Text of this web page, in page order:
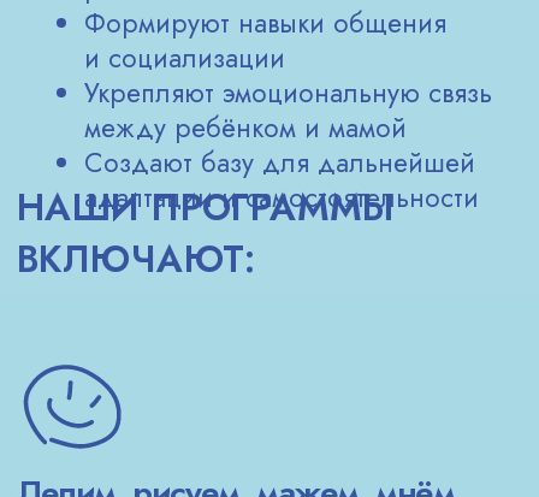
В нашем центре дети проводят время
в теплой и дружелюбной атмосфере,
всегда рядом с мамой и под вниманием
опытных педагогов. Мы поддерживаем
малышей с первых шагов, создавая
безопасную среду для их развития.
Занятия направлены на развитие речи,
моторики и социальной адаптации, что
помогает ребёнку уверенно осваивать
новые навыки и готовиться
к дальнейшему обучению.